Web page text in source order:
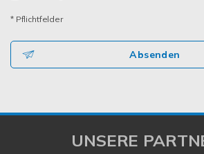
* Pflichtfelder
Absenden
UNSERE